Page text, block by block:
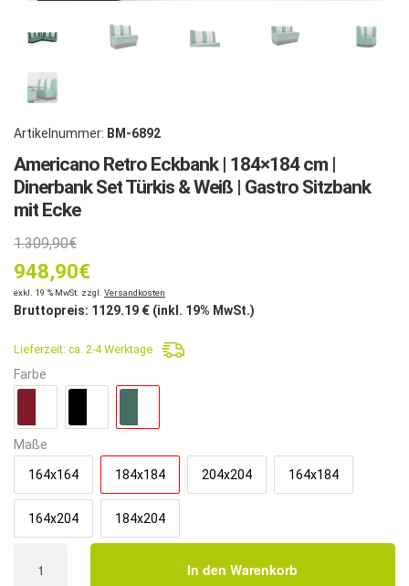
Artikelnummer: BM-6892
Americano Retro Eckbank | 184×184 cm |
Dinerbank Set Türkis & Weiß | Gastro Sitzbank
mit Ecke
1.309,90€Ursprünglicher
Preis
war:
1.309,90€
948,90€
Aktueller
Preis
ist:
exkl. 19 % MwSt. zzgl. Versandkosten
Bruttopreis: 1129.19 € (inkl. 19% MwSt.)
Lieferzeit: ca. 2-4 Werktage
Farbe
Maße
164x164 184x184 204x204 164x184
164x204 184x204
Retro
In den Warenkorb